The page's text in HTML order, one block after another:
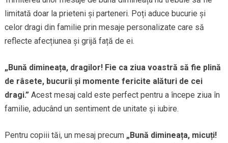
limitată doar la prieteni și parteneri. Poți aduce bucurie și
celor dragi din familie prin mesaje personalizate care să
reflecte afecțiunea și grijă față de ei.
„Bună dimineața, dragilor! Fie ca ziua voastră să fie plină
de râsete, bucurii și momente fericite alături de cei
dragi.”Acest mesaj cald este perfect pentru a începe ziua în
familie, aducând un sentiment de unitate și iubire.
Pentru copiii tăi, un mesaj precum „Bună dimineața, micuți!